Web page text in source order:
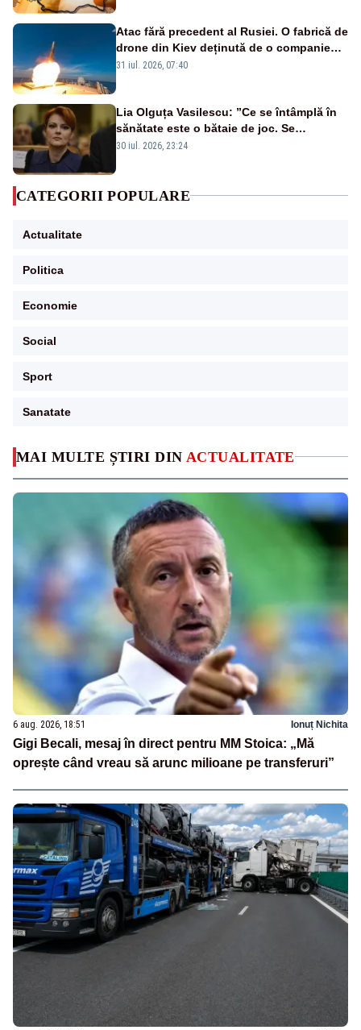
MAI MULTE ȘTIRI DIN ACTUALITATE
6 aug. 2026, 18:51 Ionuț Nichita
Gigi Becali, mesaj în direct pentru MM Stoica: „Mă
oprește când vreau să arunc milioane pe transferuri”
Atac fără precedent al Rusiei. O fabrică de
drone din Kiev deținută de o companie
americană, distrusă de o rachetă
31 iul. 2026, 07:40
Lia Olguța Vasilescu: ”Ce se întâmplă în
sănătate este o bătaie de joc. Se
guvernează extraordinar de prost”
30 iul. 2026, 23:24
CATEGORII POPULARE
Actualitate
Politica
Economie
Social
Sport
Sanatate